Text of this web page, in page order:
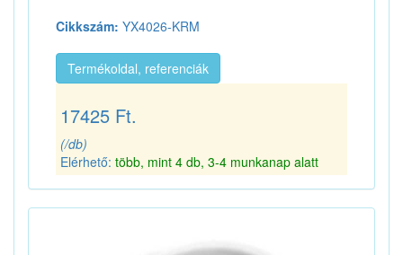
Cikkszám: YX4026-KRM
Termékoldal, referenciák
17425 Ft.
(/db)
Elérhető: több, mint 4 db, 3-4 munkanap alatt